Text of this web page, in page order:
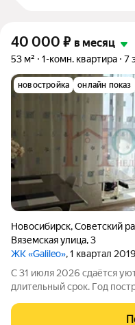
40 000 ₽ в месяц
53 м² 1-комн. квартира 7
новостройка онлайн показ
Новосибирск,Советский
Вяземская улица,3
ЖК «Galileo», 1 квартал 2019
C 31 июля 2026 сдaётcя
длитeльный сpoк. Гoд
выпoлнeн свeжий евpo